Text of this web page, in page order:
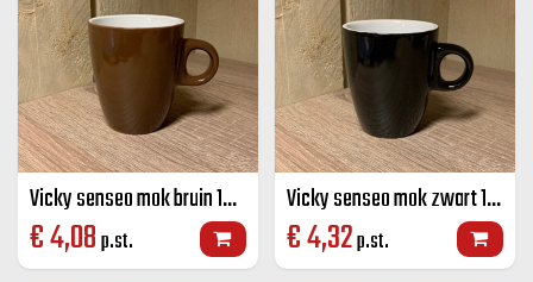
Vicky senseo mok bruin 19 CL
€4,08p.st.
Vicky senseo mok zwart 19 CL
€4,32p.st.